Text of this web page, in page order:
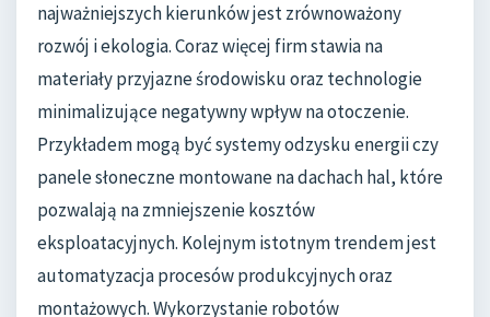
najważniejszych kierunków jest zrównoważony
rozwój i ekologia. Coraz więcej firm stawia na
materiały przyjazne środowisku oraz technologie
minimalizujące negatywny wpływ na otoczenie.
Przykładem mogą być systemy odzysku energii czy
panele słoneczne montowane na dachach hal, które
pozwalają na zmniejszenie kosztów
eksploatacyjnych. Kolejnym istotnym trendem jest
automatyzacja procesów produkcyjnych oraz
montażowych. Wykorzystanie robotów